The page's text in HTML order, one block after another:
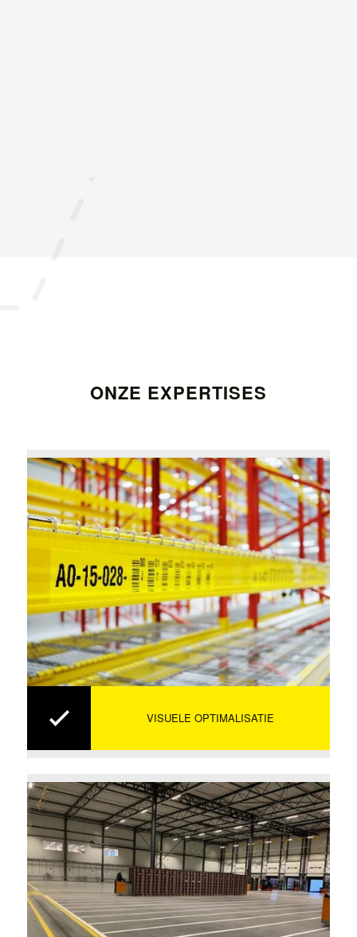
ONZE EXPERTISES
VISUELE OPTIMALISATIE